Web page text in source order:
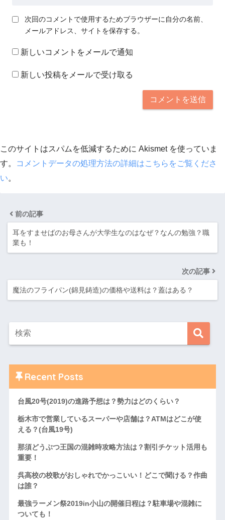
次回のコメントで使用するためブラウザーに自分の名前、
メールアドレス、サイトを保存する。
新しいコメントをメールで通知
新しい投稿をメールで受け取る
このサイトはスパムを低減するために Akismet を使っていま
す。
コメントデータの処理方法の詳細はこちらをご覧くださ
い。
前の記事
耳をすませばのお母さんが大学生なのはなぜ？なんの勉強？職
業も！
次の記事
魔法のフライパン(錦見鋳造)の価格や送料は？蓋はある？
Recent Posts
台風20号(2019)の進路予想は？勢力はどのくらい？
栃木市で営業しているスーパーや店舗は？ATMはどこが使
える？(台風19号)
那須どうぶつ王国の混雑時攻略方法は？割引チケット活用も
重要！
呉高校の校歌がおしゃれでかっこいい！どこで聞ける？作曲
は誰？
最強ラーメン祭2019in小山の開催日程は？駐車場や混雑に
ついても！